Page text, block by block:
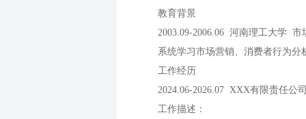
教育背景
2003.09-2006.06 河南理工大学
系统学习市场营销、消费者行为
工作经历
2024.06-2026.07 XXX有限责任公
工作描述：